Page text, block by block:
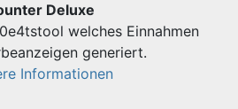
Deluxe
welches Einnahmen
generiert.
Informationen